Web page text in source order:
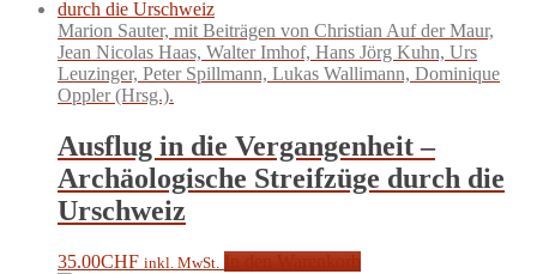
Marion Sauter, mit Beiträgen von Christian Auf der Maur,
Jean Nicolas Haas, Walter Imhof, Hans Jörg Kuhn, Urs
Leuzinger, Peter Spillmann, Lukas Wallimann, Dominique
Oppler (Hrsg.).
Ausflug in die Vergangenheit –
Archäologische Streifzüge durch die
Urschweiz
35.00CHF inkl. MwSt.